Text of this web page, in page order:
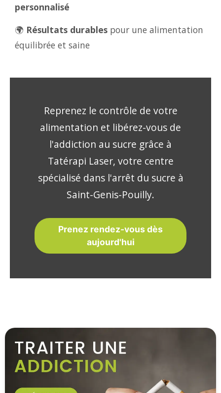
personnalisé
🌍 Résultats durables pour une alimentation
équilibrée et saine
Reprenez le contrôle de votre
alimentation et libérez-vous de
l'addiction au sucre grâce à
Tatérapi Laser, votre centre
spécialisé dans l'arrêt du sucre à
Saint-Genis-Pouilly.
Prenez rendez-vous dès
aujourd'hui